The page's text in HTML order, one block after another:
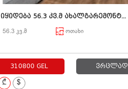
იყიდება 56.3 კვ.მ ახალგარემონტ...
56.3 კვ.მ ოთახი
310800 GEL ვრცლად
₾ $